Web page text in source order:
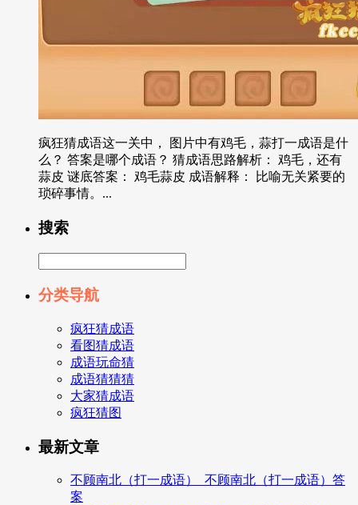
疯狂猜成语这一关中， 图片中有鸡毛，蒜打一成语是什
么？ 答案是哪个成语？ 猜成语思路解析： 鸡毛，还有
蒜皮 谜底答案： 鸡毛蒜皮 成语解释： 比喻无关紧要的
琐碎事情。...
搜索
分类导航
疯狂猜成语
看图猜成语
成语玩命猜
成语猜猜猜
大家猜成语
疯狂猜图
最新文章
不顾南北（打一成语）_不顾南北（打一成语）答
案